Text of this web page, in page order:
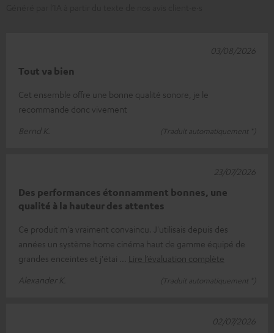
Tout va bien
Cet ensemble offre une bonne qualité sonore, je le
recommande donc vivement
Bernd K.
(Traduit automatiquement *)
03/08/2026
Des performances étonnamment bonnes, une
qualité à la hauteur des attentes
Ce produit m'a vraiment convaincu. J'utilisais depuis des
années un système home cinéma haut de gamme équipé de
grandes enceintes et j'étai
Lire l’évaluation complète
Alexander K.
(Traduit automatiquement *)
23/07/2026
02/07/2026